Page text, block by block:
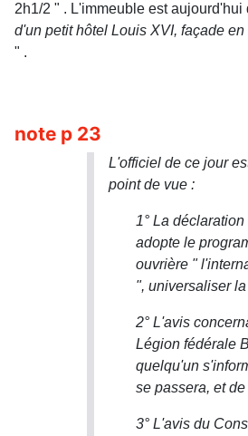
2h1/2 " . L'immeuble est
d'un petit hôtel Louis XVI, façade
" .
note p 23
L'officiel de ce jour
point de vue :
1° La
adopte le
ouvrière "
", universaliser
2° L'avis
Légion fédérale
quelqu'un
se passera, et
3° L'avis du